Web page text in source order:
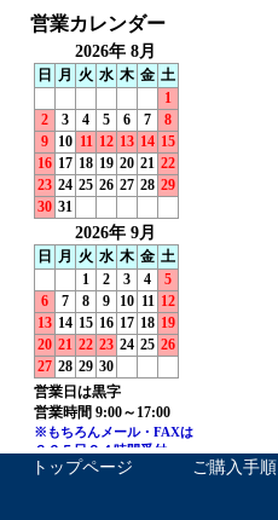
トップページ ご購入手順